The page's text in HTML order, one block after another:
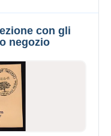
con gli
negozio